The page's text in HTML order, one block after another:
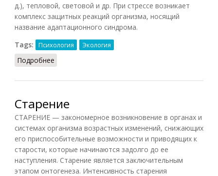
д.), тепловой, световой и др. При стрессе возникает
комплекс защитных реакций организма, носящий
название адаптационного синдрома.
Tags:
Психология Экология
Подробнее
Старение
СТАРЕНИЕ — закономерное возникновение в органах и
системах организма возрастных изменений, снижающих
его приспособительные возможности и приводящих к
старости, которые начинаются задолго до ее
наступления. Старение является заключительным
этапом онтогенеза. Интенсивность старения